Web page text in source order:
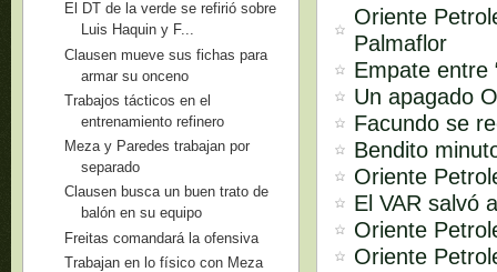
Oriente
Palmaflor
Empate entre
Un apagado
Facundo se
Bendito
Oriente
El VAR salvó
Oriente
Oriente
El DT de la verde se refirió sobre
Luis Haquin y F...
Clausen mueve sus fichas para
armar su onceno
Trabajos tácticos en el
entrenamiento refinero
Meza y Paredes trabajan por
separado
Clausen busca un buen trato de
balón en su equipo
Freitas comandará la ofensiva
Trabajan en lo físico con Meza